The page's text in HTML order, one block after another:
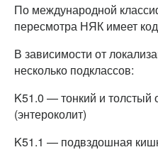
По международной
пересмотра НЯК имеет
В зависимости от
несколько подклассов:
K51.0 — тонкий и толстый
(энтероколит)
K51.1 — подвздошная